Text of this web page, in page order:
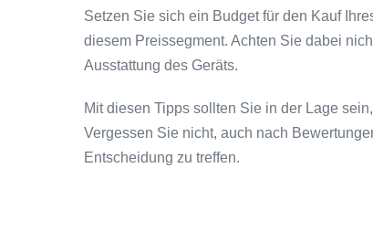
Setzen Sie sich ein Budget für den Kauf
diesem Preissegment. Achten Sie dabei
Ausstattung des Geräts.
Mit diesen Tipps sollten Sie in der Lage
Vergessen Sie nicht, auch nach
Entscheidung zu treffen.